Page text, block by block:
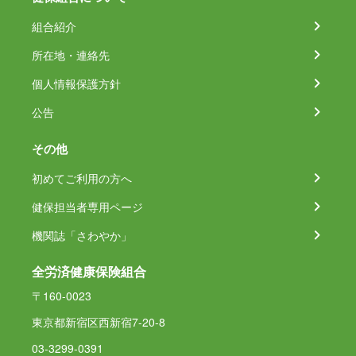
組合紹介
所在地・連絡先
個人情報保護方針
公告
その他
初めてご利用の方へ
健保担当者専用ページ
機関誌「さわやか」
全労済健康保険組合
〒160-0023
東京都新宿区西新宿7-20-8
03-3299-0391